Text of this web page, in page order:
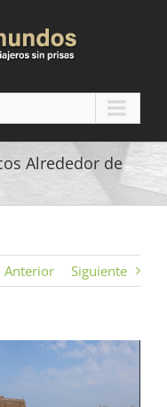
Alrededor de
Anterior Siguiente